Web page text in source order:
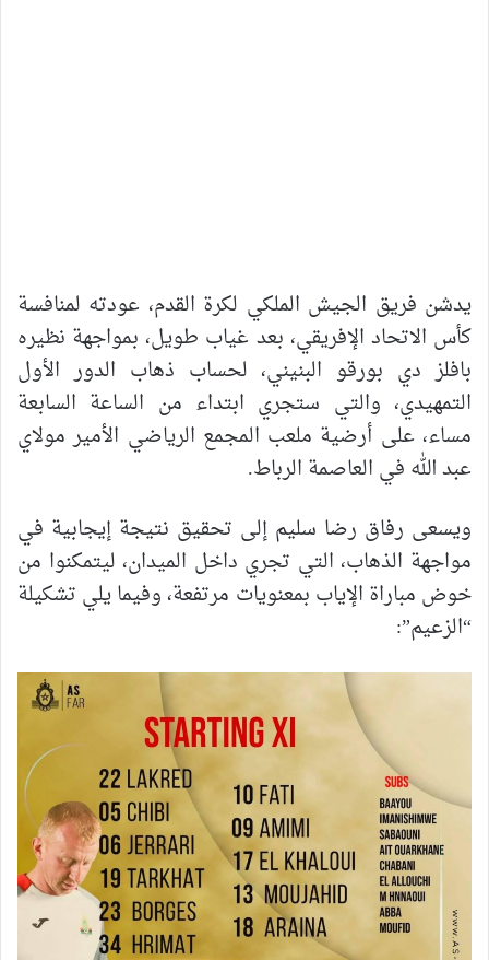
يدشن فريق الجيش الملكي لكرة القدم، عودته لمنافسة
كأس الاتحاد الإفريقي، بعد غياب طويل، بمواجهة نظيره
بافلز دي بورقو البنيني، لحساب ذهاب الدور الأول
التمهيدي، والتي ستجري ابتداء من الساعة السابعة
مساء، على أرضية ملعب المجمع الرياضي الأمير مولاي
عبد الله في العاصمة الرباط.
ويسعى رفاق رضا سليم إلى تحقيق نتيجة إيجابية في
مواجهة الذهاب، التي تجري داخل الميدان، ليتمكنوا من
خوض مباراة الإياب بمعنويات مرتفعة، وفيما يلي تشكيلة
“الزعيم”: